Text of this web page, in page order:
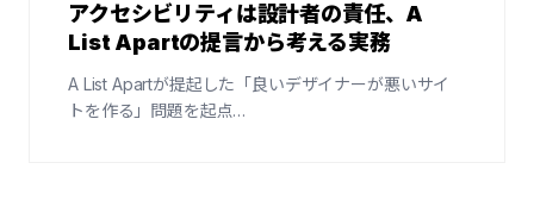
アクセシビリティは設計者の責任、A
List Apartの提言から考える実務
A List Apartが提起した「良いデザイナーが悪いサイ
トを作る」問題を起点…